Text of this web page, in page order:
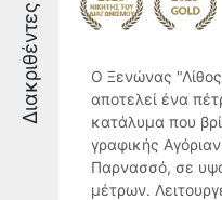
Διακριθέντες
Ο Ξενώνας
αποτελεί ένα
κατάλυμα που
γραφικής
Παρνασσό, σε
μέτρων.